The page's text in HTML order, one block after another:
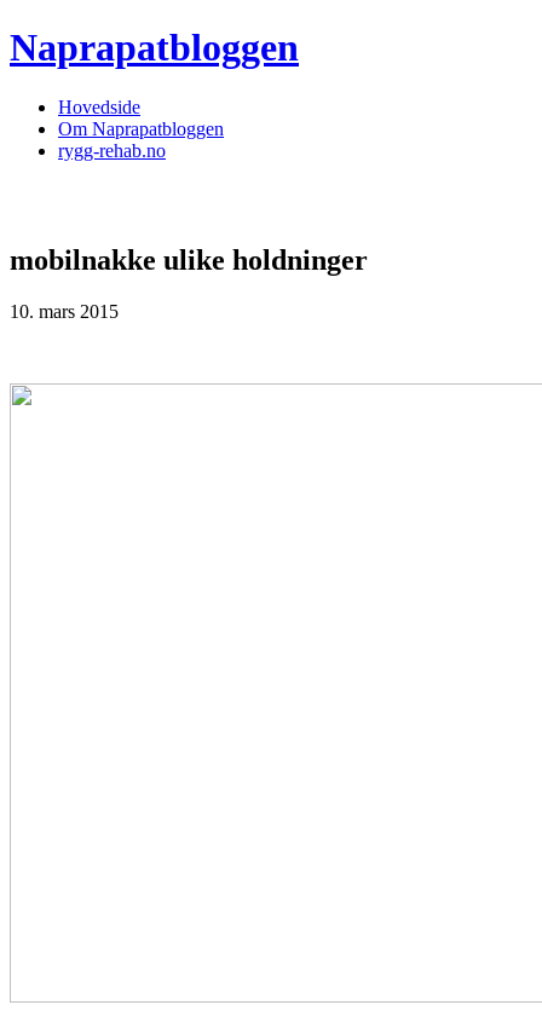
Naprapatbloggen
Hovedside
Om Naprapatbloggen
rygg-rehab.no
mobilnakke ulike holdninger
10. mars 2015